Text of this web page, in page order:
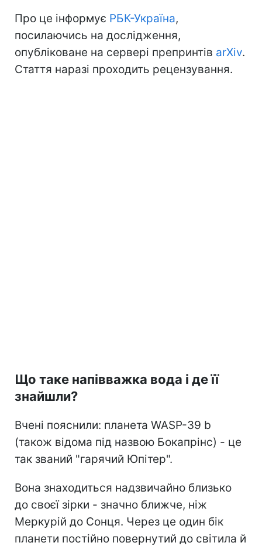
Про це інформує РБК-Україна,
посилаючись на дослідження,
опубліковане на сервері препринтів arXiv.
Стаття наразі проходить рецензування.
Що таке напівважка вода і де її
знайшли?
Вчені пояснили: планета WASP-39 b
(також відома під назвою Бокапрінс) - це
так званий "гарячий Юпітер".
Вона знаходиться надзвичайно близько
до своєї зірки - значно ближче, ніж
Меркурій до Сонця. Через це один бік
планети постійно повернутий до світила й